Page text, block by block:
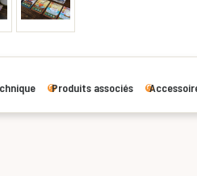
Produits associés